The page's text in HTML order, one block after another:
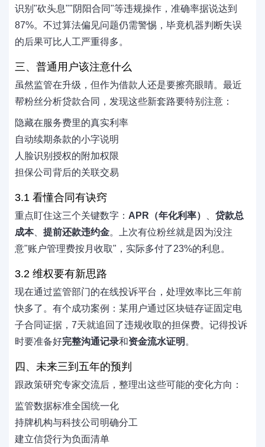
识别"砍头息""阴阳合同"等违规操作，准确率据说达到
87%。不过算法偏见问题仍需警惕，毕竟机器判断失误
的后果可比人工严重得多。
三、普通用户该注意什么
虽然监管在升级，但作为借款人还是要擦亮眼睛。最近
帮粉丝分析贷款合同，发现这些新套路要特别注意：
隐藏在服务费里的真实利率
自动续期条款的小字说明
人脸识别授权的附加权限
担保公司背后的关联交易
3.1 看懂合同有诀窍
重点盯住这三个关键数字： APR（年化利率）
贷款总
成本、 提前还款违约金。上次有位粉丝就是因为没注
意"账户管理费按月收取"，实际多付了23%的利息。
3.2 维权要有新思路
现在通过监管部门的在线投诉平台，处理效率比三年前
快多了。有个成功案例：某用户通过区块链存证固定电
子合同证据，7天就追回了违规收取的担保费。记得投诉
时要准备好完整沟通记录和资金流水证明 。
四、未来三到五年的预判
跟政策研究专家交流后，整理出这些可能的变化方向：
监管数据标准全国统一化
持牌机构与科技公司明确分工
建立信贷行为负面清单